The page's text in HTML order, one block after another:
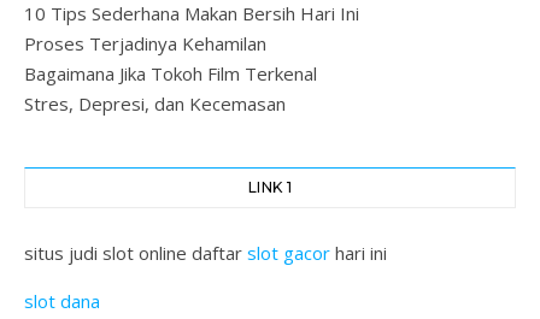
10 Tips Sederhana Makan Bersih Hari Ini
Proses Terjadinya Kehamilan
Bagaimana Jika Tokoh Film Terkenal
Stres, Depresi, dan Kecemasan
LINK 1
situs judi slot online daftar slot gacor hari ini
slot dana